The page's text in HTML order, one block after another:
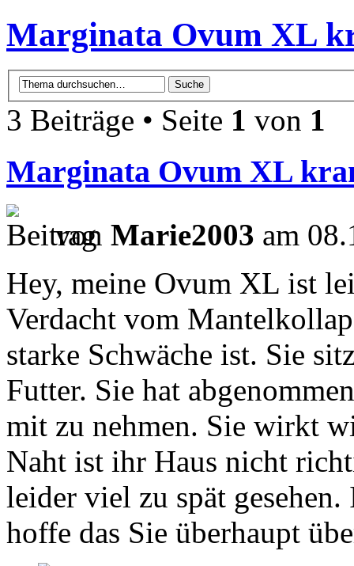
Marginata Ovum XL
3 Beiträge • Seite 1 von 1
Marginata Ovum XL
von Marie2003 am
Hey, meine Ovum XL ist
Verdacht vom
starke Schwäche ist. Sie
Futter. Sie hat
mit zu nehmen. Sie wirkt
Naht ist ihr Haus nicht
leider viel zu spät
hoffe das Sie überhaupt